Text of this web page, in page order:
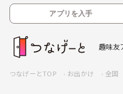
アプリを入手
趣味友
つなげーとTOP お出かけ 全国